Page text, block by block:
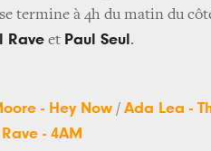
termine à 4h du matin du
Rave et Paul Seul .
- Hey Now / Ada Lea -
- 4AM